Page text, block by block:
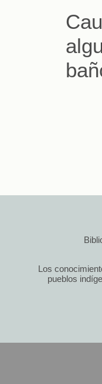
Los
pueblos